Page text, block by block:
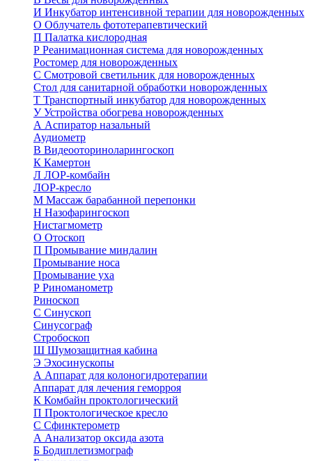
И Инкубатор интенсивной терапии для новорожденных
О Облучатель фототерапевтический
П Палатка кислородная
Р Реанимационная система для новорожденных
Ростомер для новорожденных
С Смотровой светильник для новорожденных
Стол для санитарной обработки новорожденных
Т Транспортный инкубатор для новорожденных
УУстройства обогрева новорожденных
А Аспиратор назальный
Аудиометр
В Видеооториноларингоскоп
К Камертон
Л ЛОР-комбайн
ЛОР-кресло
М Массаж барабанной перепонки
Н Назофарингоскоп
Нистагмометр
О Отоскоп
П Промывание миндалин
Промывание носа
Промывание уха
Р Риноманометр
Риноскоп
С Синускоп
Синусограф
Стробоскоп
Ш Шумозащитная кабина
Э Эхосинускопы
А Аппарат для колоногидротерапии
Аппарат для лечения геморроя
К Комбайн проктологический
П Проктологическое кресло
С Сфинктерометр
А Анализатор оксида азота
Б Бодиплетизмограф